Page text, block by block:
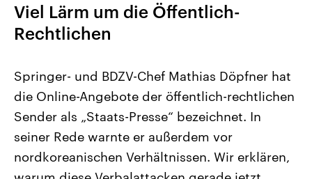
Landtagswahl Sachsen-Anhalt
2026
Alle Informationen
Sachsen-Anhalt wählt am 6.
September 2026 einen neuen
Landtag. Seit 2021 wird das
Bundesland von einer Koalition aus
USA
Aktuelle Beiträge,
Hintergründe
Wirtschaftlich und
gehören die Vereinigten
den mächtigsten Ländern
mit großem Einfluss auf
Viel Lärm um die Öffentlich-
Rechtlichen
Springer- und BDZV-Chef Mathias Döpfner hat
die Online-Angebote der öffentlich-rechtlichen
Sender als „Staats-Presse“ bezeichnet. In
seiner Rede warnte er außerdem vor
nordkoreanischen Verhältnissen. Wir erklären,